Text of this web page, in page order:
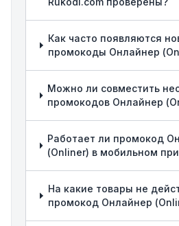
Как часто появляются
промокоды Онлайнер
Можно ли совместить
промокодов Онлайнер
Работает ли промокод
(Onliner) в мобильном
На какие товары не
промокод Онлайнер